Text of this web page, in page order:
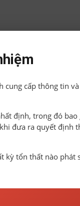
cung cấp thông tin và
định, trong đó bao
đưa ra quyết định
kỳ tổn thất nào phát